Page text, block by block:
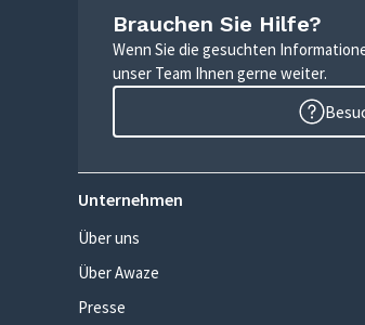
Brauchen Sie Hilfe?
Wenn Sie die gesuchten
unser Team Ihnen gerne weiter.
Unternehmen
Über uns
Über Awaze
Presse